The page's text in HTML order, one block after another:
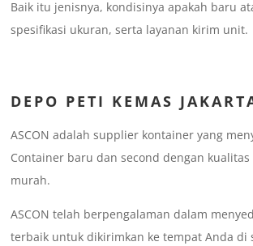
Baik itu jenisnya, kondisinya apakah baru
spesifikasi ukuran, serta layanan kirim unit.
DEPO PETI KEMAS
ASCON adalah supplier kontainer yang
Container baru dan second dengan
murah.
ASCON telah berpengalaman dalam
terbaik untuk dikirimkan ke tempat Anda di